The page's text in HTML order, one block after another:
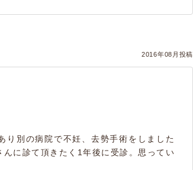
2016年08月投稿
り別の病院で不妊、去勢手術をしました
に診て頂きたく1年後に受診。思ってい